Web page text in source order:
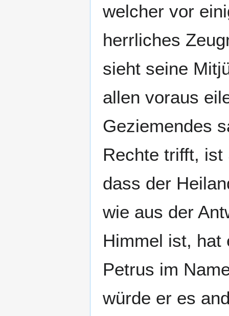
welcher vor
herrliches
sieht seine
allen voraus
Geziemendes
Rechte trifft,
dass der
wie aus der
Himmel ist, hat
Petrus im
würde er es